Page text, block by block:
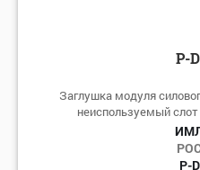
P-
Заглушка модуля
неиспользуемый
P-